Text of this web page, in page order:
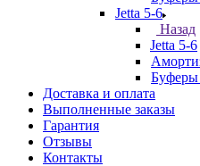
Jetta 5-6
Назад
Jetta 5-6
Буферы
Доставка и оплата
Выполненные заказы
Гарантия
Отзывы
Контакты